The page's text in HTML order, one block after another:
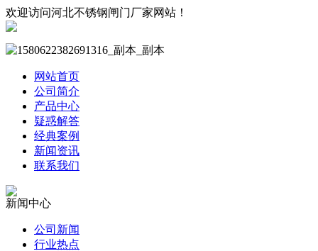
欢迎访问河北不锈钢闸门厂家网站！
网站首页
公司简介
产品中心
疑惑解答
经典案例
新闻资讯
联系我们
新闻中心
公司新闻
行业热点